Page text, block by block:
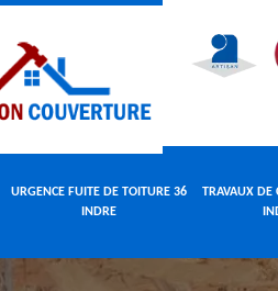
URGENCE FUITE DE TOITURE 36
INDRE
TRAVAUX DE